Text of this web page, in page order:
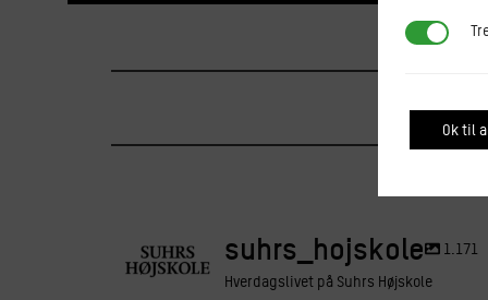
suhrs_hojskole 1.171
Hverdagslivet på Suhrs Højskole
Ok til